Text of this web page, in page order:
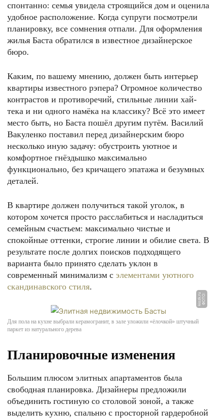
спонтанно: семья увидела строящийся дом и оценила
удобное расположение. Когда супруги посмотрели
планировку, все сомнения отпали. Для оформления
жилья Баста обратился в известное дизайнерское
бюро.
Каким, по вашему мнению, должен быть интерьер
квартиры известного рэпера? Огромное количество
контрастов и противоречий, стильные линии хай-
тека и ни одного намёка на классику? Всё это имеет
место быть, но Баста пошёл другим путём. Василий
Вакуленко поставил перед дизайнерским бюро
несколько иную задачу: обустроить уютное и
комфортное гнёздышко максимально
функционально, без кричащего эпатажа и безумных
деталей.
В квартире должен получиться такой уголок, в
котором хочется просто расслабиться и насладиться
семейным счастьем: максимально чистые и
спокойные оттенки, строгие линии и обилие света. В
результате после долгих поисков подходящего
варианта было принято сделать уклон в
современный минимализм с элементами уютного
скандинавского стиля.
Ф
О
Т
О:
ki
o
z
k.
r
u
Для пола на кухне выбрали керамогранит, в зале уложили «ёлочкой» штучный
паркет из натурального дерева
Планировочные изменения
Большим плюсом элитных апартаментов была
свободная планировка. Дизайнеры предложили
объединить гостиную со столовой зоной, а также
выделить кухню, спальню с просторной гардеробной